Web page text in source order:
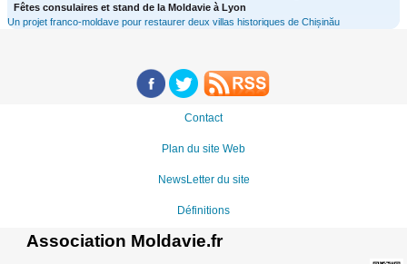
Fêtes consulaires et stand de la Moldavie à Lyon
Un projet franco-moldave pour restaurer deux villas historiques de Chișinău
Contact
Plan du site Web
NewsLetter du site
Définitions
Association Moldavie.fr